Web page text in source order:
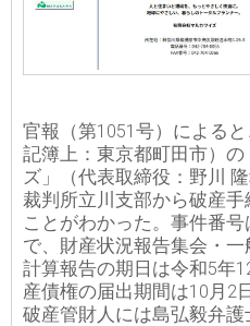
官報（第1051号）による
記簿上：東京都町田市）
ズ」（代表取締役：野川
裁判所立川支部から破産
ことがわかった。事件番
で、財産状況報告集会・一
計算報告の期日は令和5年
産債権の届出期間は10月2
破産管財人には島弘毅弁護